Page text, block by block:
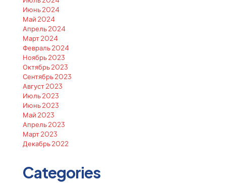
Июнь 2024
Май 2024
Апрель 2024
Март 2024
Февраль 2024
Ноябрь 2023
Октябрь 2023
Сентябрь 2023
Август 2023
Июль 2023
Июнь 2023
Май 2023
Апрель 2023
Март 2023
Декабрь 2022
Categories